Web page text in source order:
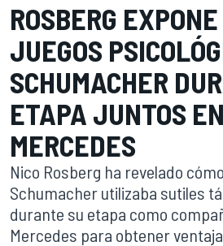
ROSBERG
JUEGOS
SCHUMACHER
ETAPA JUNTOS EN
MERCEDES
Nico Rosberg ha revelado
Schumacher utilizaba sutiles
durante su etapa como
Mercedes para obtener ventaja.